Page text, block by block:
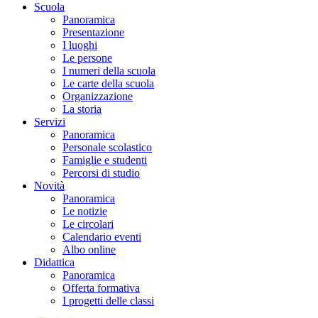
Scuola
Panoramica
Presentazione
I luoghi
Le persone
I numeri della scuola
Le carte della scuola
Organizzazione
La storia
Servizi
Panoramica
Personale scolastico
Famiglie e studenti
Percorsi di studio
Novità
Panoramica
Le notizie
Le circolari
Calendario eventi
Albo online
Didattica
Panoramica
Offerta formativa
I progetti delle classi